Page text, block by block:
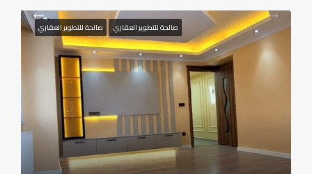
صالحة للتطوير العقاري صالحة للتطوير العقاري